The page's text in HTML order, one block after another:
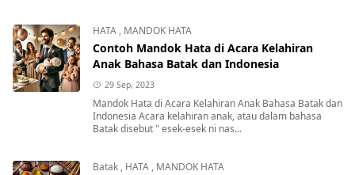
HATA , MANDOK HATA
Contoh Mandok Hata di Acara Kelahiran
Anak Bahasa Batak dan Indonesia
29 Sep, 2023
Mandok Hata di Acara Kelahiran Anak Bahasa Batak dan
Indonesia Acara kelahiran anak, atau dalam bahasa
Batak disebut " esek-esek ni nas...
Batak , HATA , MANDOK HATA